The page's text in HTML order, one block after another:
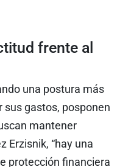
frente al
una postura más
gastos, posponen
mantener
Erzisnik, “hay una
protección financiera